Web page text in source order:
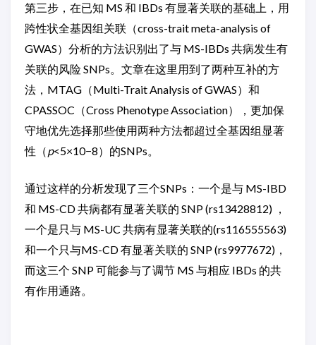
第三步，在已知 MS 和 IBDs 有显著关联的基础上，用
跨性状全基因组关联（cross-trait meta-analysis of
GWAS）分析的方法识别出了与 MS-IBDs 共病发生有
关联的风险 SNPs。文章在这里用到了两种互补的方
法，MTAG（Multi-Trait Analysis of GWAS）和
CPASSOC（Cross Phenotype Association），更加保
守地优先选择那些使用两种方法都超过全基因组显著
性（p<5×10−8）的SNPs。
通过这样的分析发现了三个SNPs：一个是与 MS-IBD
和 MS-CD 共病都有显著关联的 SNP (rs13428812) ，
一个是只与 MS-UC 共病有显著关联的(rs116555563)
和一个只与MS-CD 有显著关联的 SNP (rs9977672)，
而这三个 SNP 可能参与了调节 MS 与相应 IBDs 的共
有作用通路。